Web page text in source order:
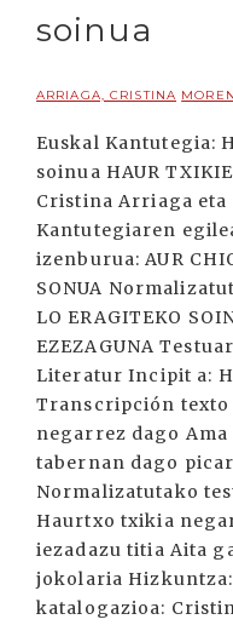
soinua
ARRIAGA, CRISTINA
Euskal Kantutegia:
soinua HAUR
Cristina Arriaga eta
Kantutegiaren
izenburua: AUR
SONUA
LO ERAGITEKO
EZEZAGUNA
Literatur Incipit a:
Transcripción
negarrez dago
tabernan dago
Normalizatutako
Haurtxo txikia
iezadazu titia Aita
jokolaria
katalogazioa: